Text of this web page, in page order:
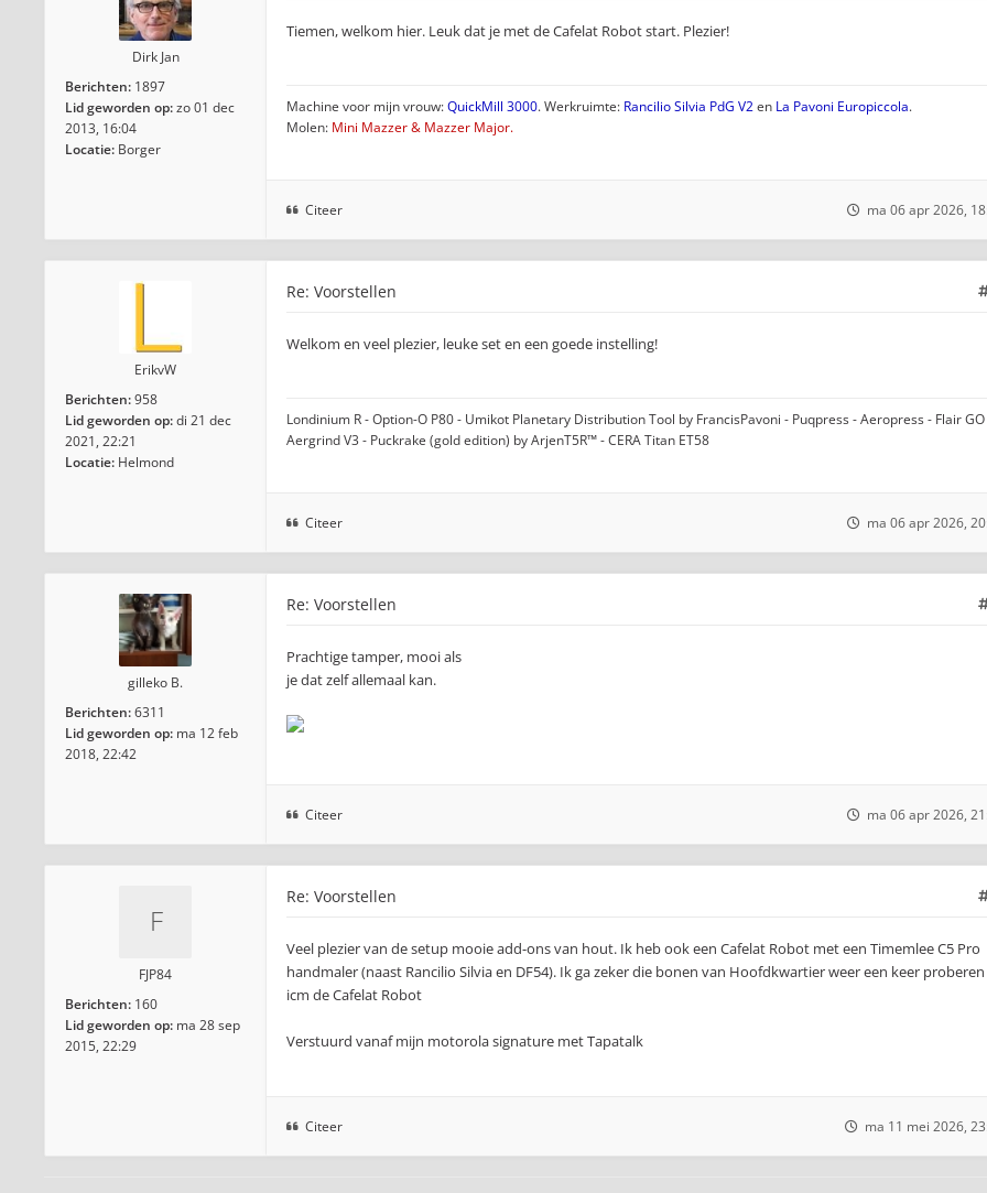
Dirk Jan
Berichten: 1897
Lid geworden op:zo 01 dec
2013, 16:04
Locatie: Borger
Tiemen, welkom hier. Leuk dat je met de Cafelat Robot start. Plezier!
Machine voor mijn vrouw:QuickMill 3000. Werkruimte: Rancilio Silvia PdG V2en La Pavoni Europiccola.
Molen: Mini Mazzer & Mazzer Major.
Citeer ma 06 apr 2026,
ErikvW
Berichten:958
Lid geworden op:di 21 dec
2021, 22:21
Locatie: Helmond
Re: Voorstellen
Welkom en veel plezier, leuke set en een goede instelling!
Londinium R - Option-O P80 - Umikot Planetary Distribution Tool by FrancisPavoni - Puqpress - Aeropress - Flair
Aergrind V3 - Puckrake (gold edition) by ArjenT5R™ - CERA Titan ET58
Citeer ma 06 apr 2026,
gilleko B.
Berichten:6311
Lid geworden op: ma 12 feb
2018, 22:42
Re: Voorstellen
Prachtige tamper, mooi als
je dat zelf allemaal kan.
Citeer ma 06 apr 2026,
FJP84
Berichten: 160
Lid geworden op: ma 28 sep
2015, 22:29
Re: Voorstellen
Veel plezier van de setup mooie add-ons van hout. Ik heb ook een Cafelat Robot met een Timemlee C5 Pro
handmaler (naast Rancilio Silvia en DF54). Ik ga zeker die bonen van Hoofdkwartier weer een keer proberen
icm de Cafelat Robot
Verstuurd vanaf mijn motorola signature met Tapatalk
Citeer ma 11 mei 2026,